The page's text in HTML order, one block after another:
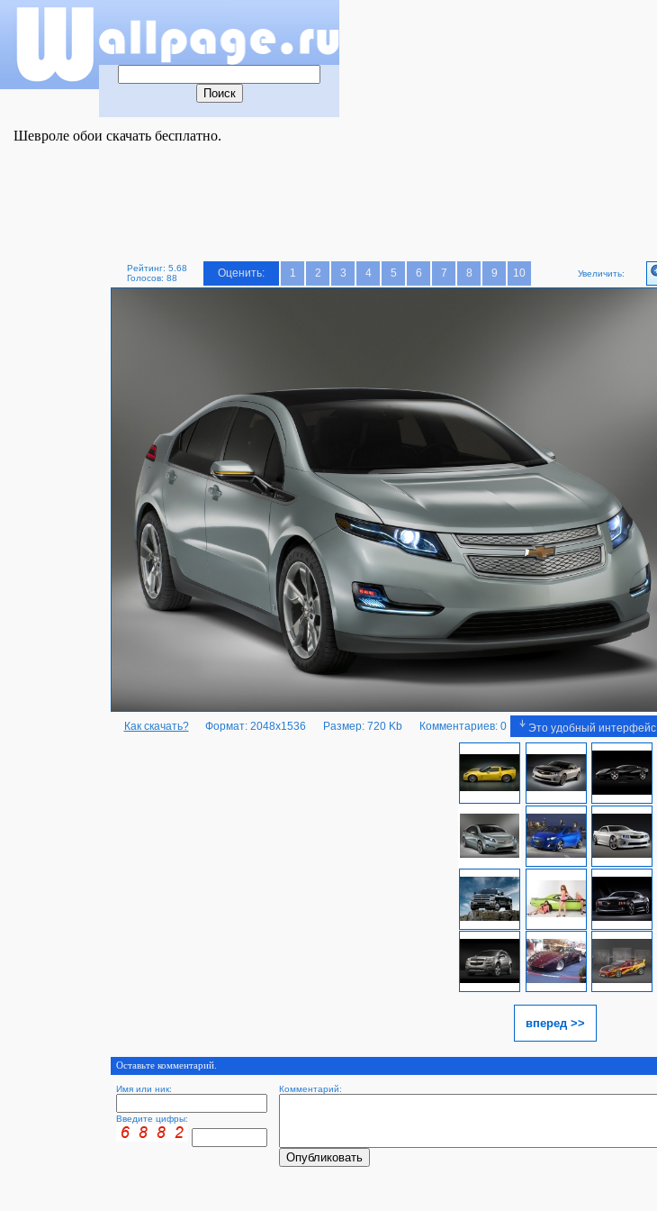
Шевроле обои скачать бесплатно.
Рейтинг: 5.68
Голосов: 88
Оценить: 1 2 3 4 5 6 7 8 9 10 Увеличить:
Как скачать? Формат: 2048x1536 Размер: 720 Kb Комментариев: 0 Это удобный интерфейс.
вперед >>
Оставьте комментарий.
Имя или ник: Комментарий:
Введите цифры: